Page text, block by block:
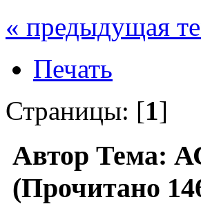
« предыдущая
Печать
Страницы: [1]
Автор Тема:
(Прочитано